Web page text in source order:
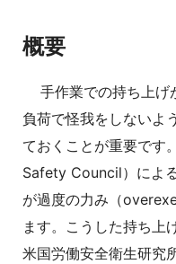
概要
手作業での持ち上げ
負荷で怪我をしないよ
ておくことが重要です
Safety Council）によ
が過度の力み（
ます。こうした持ち上
米国労働安全衛生研究